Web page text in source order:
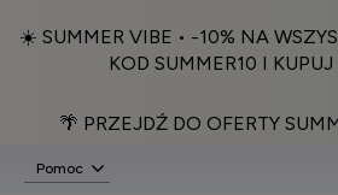
☀️ SUMMER VIBE • -10% NA
KOD SUMMER10 I
🌴 PRZEJDŹ DO OFERTY
Pomoc